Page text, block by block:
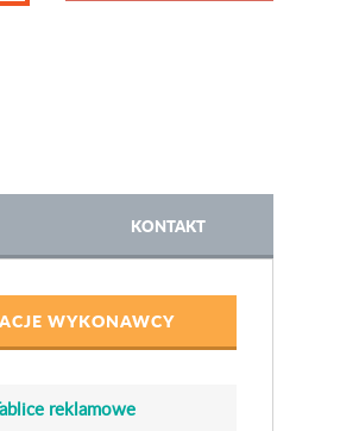
KONTAKT
WYKONAWCY
reklamowe